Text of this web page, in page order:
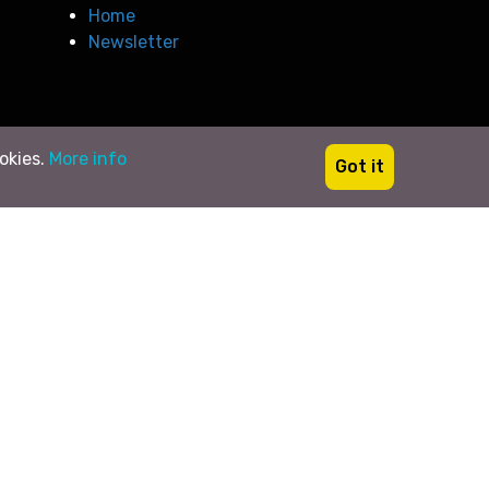
Home
Newsletter
More info Got it